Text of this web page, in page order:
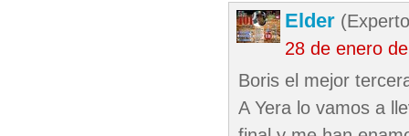
Elder
28 de enero
Boris el mejor
A Yera lo vamos a